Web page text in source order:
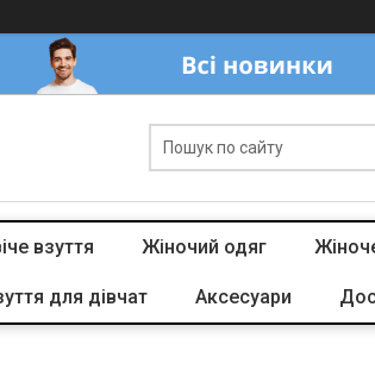
взуття Жіночий одяг
для дівчат Аксесуари